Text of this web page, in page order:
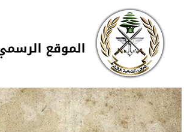
تجاوز إلى المحتوى الرئيسي
Skip to navigation